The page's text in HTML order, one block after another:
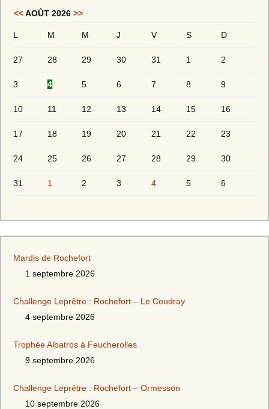
<<AOÛT 2026 >>
L M M J V S D
27 28 29 30 31 1 2
3 4 5 6 7 8 9
10 11 12 13 14 15 16
17 18 19 20 21 22 23
24 25 26 27 28 29 30
31 1 2 3 4 5 6
Mardis de Rochefort
1 septembre 2026
Challenge Leprêtre : Rochefort – Le Coudray
4 septembre 2026
Trophée Albatros à Feucherolles
9 septembre 2026
Challenge Leprêtre : Rochefort – Ormesson
10 septembre 2026